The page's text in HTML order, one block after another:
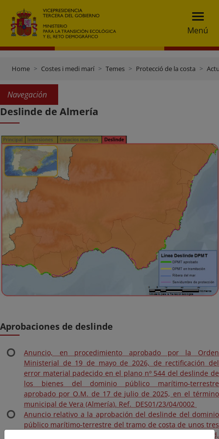
Menú
Home Costes i medi marí Temes Protecció de la costa
Navegación
Deslinde de Almería
Aprobaciones de deslinde
Anuncio, en procedimiento aprobado por la Orden
Ministerial de 19 de mayo de 2026, de rectificación del
error material padecido en el plano nº 544 del deslinde de
los bienes del dominio público marítimo-terrestre
aprobado por O.M. de 17 de julio de 2025, en el término
municipal de Vera (Almería). Ref. DES01/23/04/0002
Anuncio relativo a la aprobación del deslinde del dominio
público marítimo-terrestre del tramo de costa de unos tres
mil trescientos sesenta y tres (3.363) metros de longitud,